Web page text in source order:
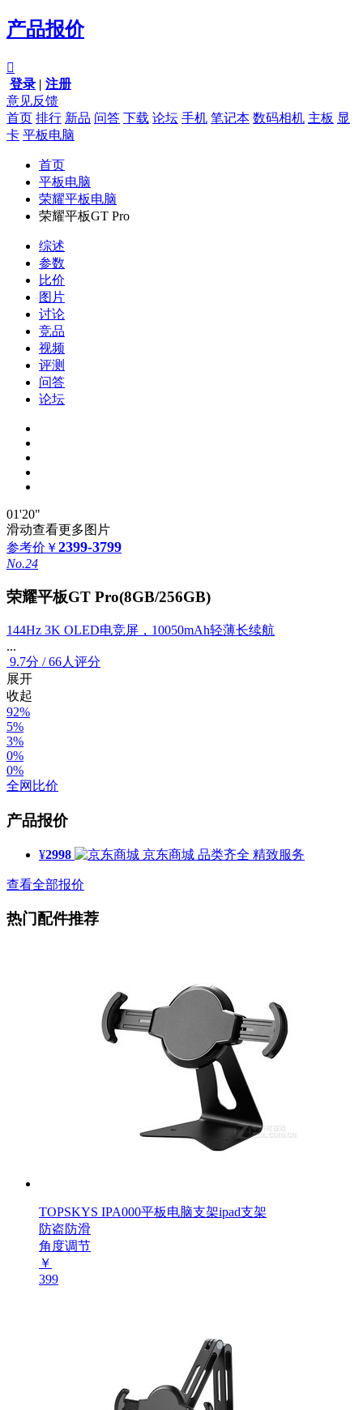
产品报价

登录 | 注册
意见反馈
首页 排行 新品 问答 下载 论坛 手机 笔记本 数码相机 主板 显
卡 平板电脑
首页
平板电脑
荣耀平板电脑
荣耀平板GT Pro
综述
参数
比价
图片
讨论
竞品
视频
评测
问答
论坛
01'20"
滑动查看更多图片
参考价 ￥2399-3799
No.24
荣耀平板GT Pro(8GB/256GB)
144Hz 3K OLED电竞屏，10050mAh轻薄长续航
...
9.7分 /66人评分
展开
收起
92%
5%
3%
0%
0%
全网比价
产品报价
¥2998 京东商城 品类齐全 精致服务
查看全部报价
热门配件推荐
TOPSKYS IPA000平板电脑支架ipad支架
防盗防滑
角度调节
￥
399